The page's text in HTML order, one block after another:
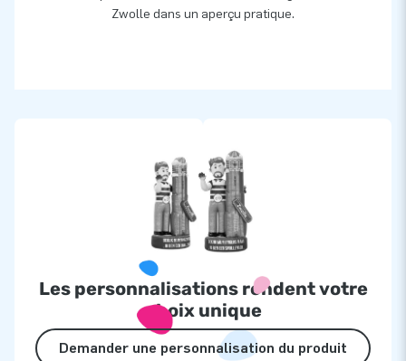
Zwolle dans un aperçu pratique.
Les personnalisations rendent votre
choix unique
Demander une personnalisation du produit